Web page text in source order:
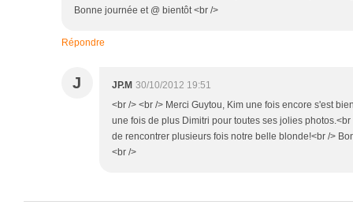
Bonne journée et @ bientôt <br />
Répondre
J JP.M 30/10/2012 19:51
<br /> <br /> Merci Guytou, Kim une fois encore s'est
une fois de plus Dimitri pour toutes ses jolies
de rencontrer plusieurs fois notre belle blonde!<br />
<br />